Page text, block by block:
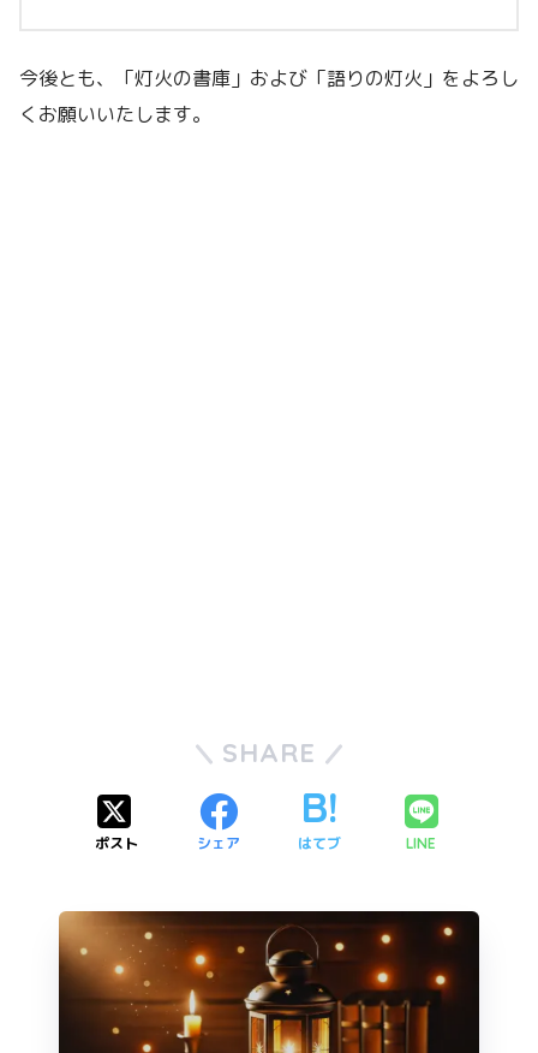
今後とも、「灯火の書庫」および「語りの灯火」をよろし
くお願いいたします。
SHARE
ポスト シェア はてブ LINE